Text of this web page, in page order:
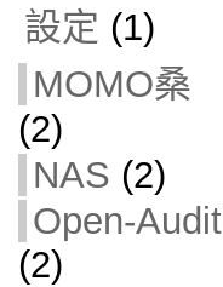
設定 (1)
MOMO桑
(2)
NAS (2)
Open-Audit
(2)